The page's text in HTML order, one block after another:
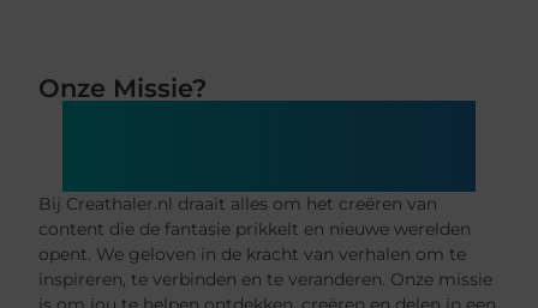
Onze Missie?
Bij Creathaler.nl draait alles om het creëren van
content die de fantasie prikkelt en nieuwe werelden
opent. We geloven in de kracht van verhalen om te
inspireren, te verbinden en te veranderen. Onze missie